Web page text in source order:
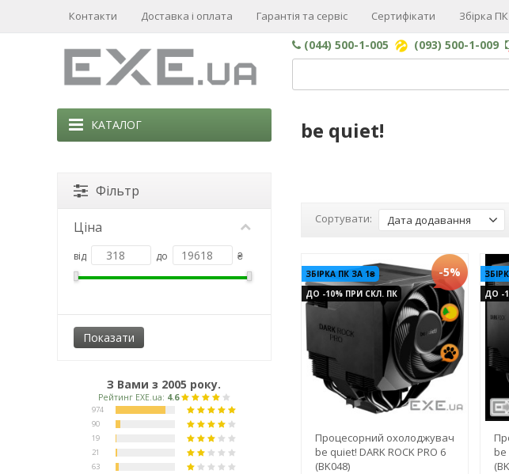
Контакти Доставка і оплата Гарантія та сервіс Сертифікати Збірка ПК
(044) 500-1-005 (093) 500-1-009
КАТАЛОГ be quiet!
Сортувати: Дата додавання
ЗБІРКА ПК ЗА 1₴
ДО -10% ПРИ СКЛ. ПК
-5%
Процесорний охолоджувач
be quiet! DARK ROCK PRO 6
(BK048)
ДО -
be
Фільтр
Ціна
від до ₴
З Вами з 2005 року.